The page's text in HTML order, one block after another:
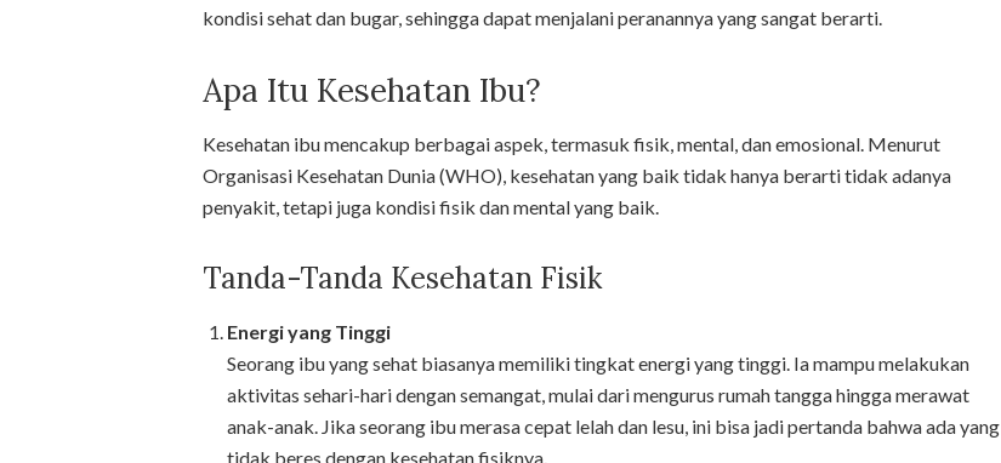
kondisi sehat dan bugar, sehingga dapat menjalani peranannya yang sangat berarti.
Apa Itu Kesehatan Ibu?
Kesehatan ibu mencakup berbagai aspek, termasuk fisik, mental, dan emosional. Menurut
Organisasi Kesehatan Dunia (WHO), kesehatan yang baik tidak hanya berarti tidak adanya
penyakit, tetapi juga kondisi fisik dan mental yang baik.
Tanda-Tanda Kesehatan Fisik
Energi yang Tinggi
Seorang ibu yang sehat biasanya memiliki tingkat energi yang tinggi. Ia mampu melakukan
aktivitas sehari-hari dengan semangat, mulai dari mengurus rumah tangga hingga merawat
anak-anak. Jika seorang ibu merasa cepat lelah dan lesu, ini bisa jadi pertanda bahwa ada yang
tidak beres dengan kesehatan fisiknya.